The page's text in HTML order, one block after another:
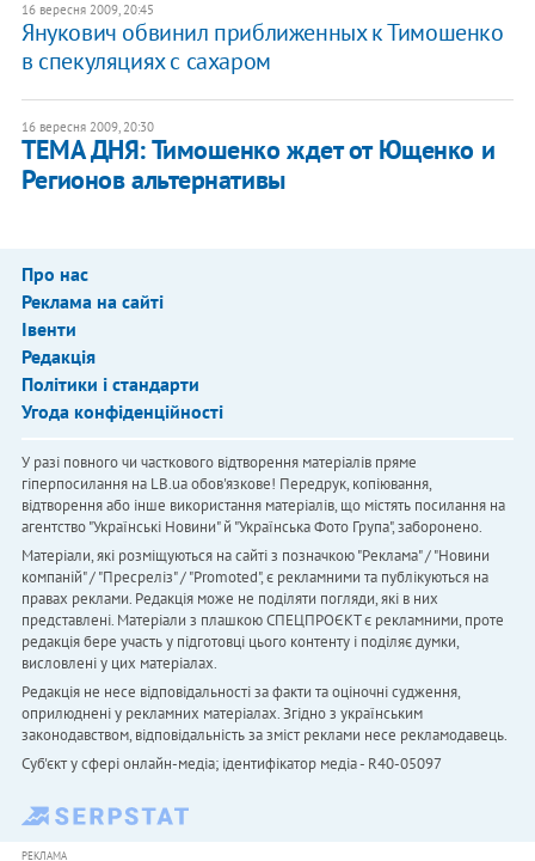
16 вересня 2009, 20:45
Янукович обвинил приближенных к Тимошенко
в спекуляциях с сахаром
16 вересня 2009, 20:30
ТЕМА ДНЯ: Тимошенко ждет от Ющенко и
Регионов альтернативы
Про нас
Реклама на сайті
Івенти
Редакція
Політики і стандарти
Угода конфіденційності
У разі повного чи часткового відтворення матеріалів пряме
гіперпосилання на LB.ua обов'язкове! Передрук, копіювання,
відтворення або інше використання матеріалів, що містять посилання на
агентство "Українськi Новини" й "Українська Фото Група", заборонено.
Матеріали, які розміщуються на сайті з позначкою "Реклама" / "Новини
компаній" / "Пресреліз" / "Promoted", є рекламними та публікуються на
правах реклами. Редакція може не поділяти погляди, які в них
представлені. Матеріали з плашкою СПЕЦПРОЄКТ є рекламними, проте
редакція бере участь у підготовці цього контенту і поділяє думки,
висловлені у цих матеріалах.
Редакція не несе відповідальності за факти та оціночні судження,
оприлюднені у рекламних матеріалах. Згідно з українським
законодавством, відповідальність за зміст реклами несе рекламодавець.
Cуб'єкт у сфері онлайн-медіа; ідентифікатор медіа - R40-05097
РЕКЛАМА